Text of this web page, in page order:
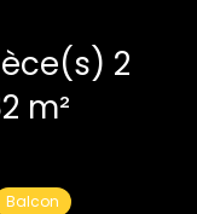
chambre(s) 82 m²
Balcon